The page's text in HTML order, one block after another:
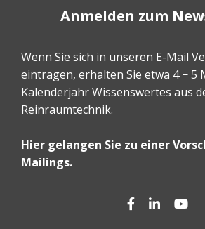
Anmelden zum
Wenn Sie sich in unseren E-Mail
eintragen, erhalten Sie etwa 4 − 5
Kalenderjahr Wissenswertes aus
Reinraumtechnik.
Hier gelangen Sie zu einer
Mailings.
Facebook
LinkedIn